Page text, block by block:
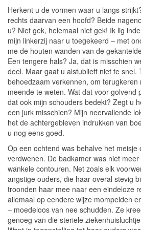
Herkent u de vormen waar u langs
rechts daarvan een hoofd? Beide
u? Niet gek, helemaal niet gek! Ik lig
mijn linkerzij naar u toegekeerd – met
me de houten wanden van de
Een tengere hals? Ja, dat is misschien
deel. Maar gaat u alstublieft niet te snel.
behoedzaam verkennen, om terugkeren
meende te weten. Wat dat voor golvend
dat ook mijn schouders bedekt? Zegt u
een jurk misschien? Mijn neervallende
het de achtergebleven indrukken van
u nog eens goed.
Op een ochtend was behalve het meisje
verdwenen. De badkamer was niet
wankele contouren. Net zoals elk
angstige ouders, die haar overal stevig
troonden haar mee naar een eindeloze
allemaal op eendere wijze mompelden
– moedeloos van nee schudden. Ze
genoeg van die steriele